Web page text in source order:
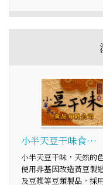
小半天豆干味食…
小半天豆干味，天然的
使用非基因改造黃豆製
及豆漿等豆類製品，採